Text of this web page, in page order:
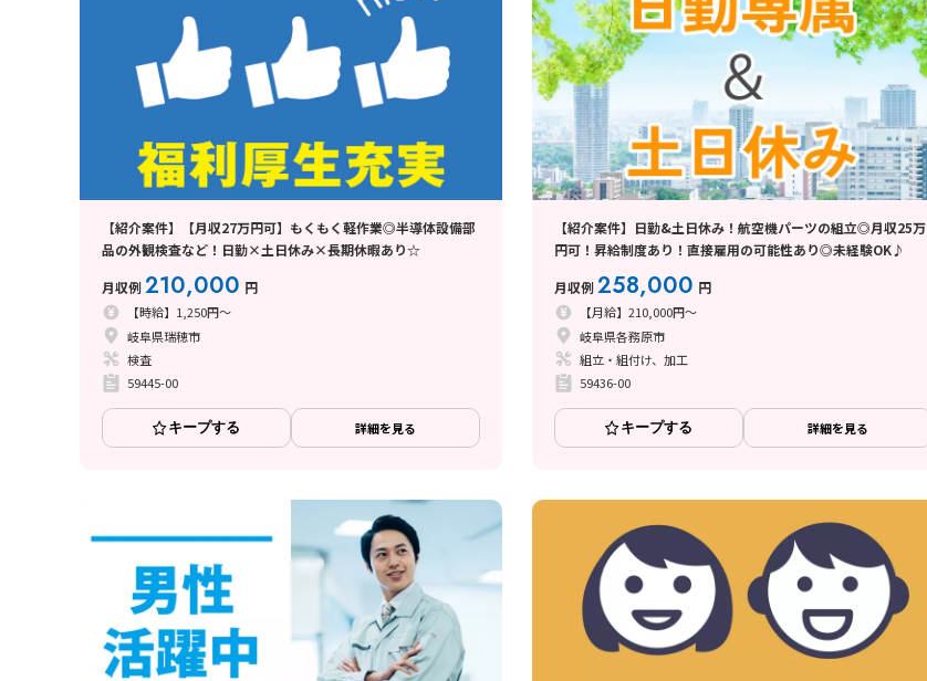
【紹介案件】【月収27万円可】もくもく軽作業◎半導体設備部
品の外観検査など！日勤×土日休み×長期休暇あり☆
月収例210,000 円
【時給】1,250円～
岐阜県瑞穂市
検査
59445-00
キープする 詳細を見る
【紹介案件】日勤&土日休み！航空機パーツの組立◎月収25万
円可！昇給制度あり！直接雇用の可能性あり◎未経験OK♪
月収例258,000 円
【月給】210,000円～
岐阜県各務原市
組立・組付け、加工
59436-00
キープする 詳細を見る